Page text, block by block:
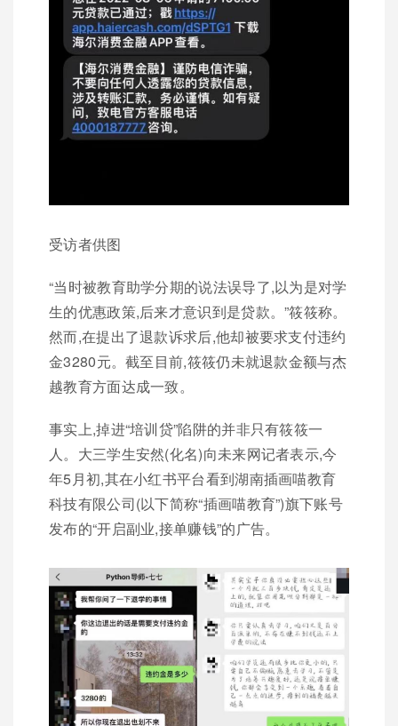
受访者供图
“当时被教育助学分期的说法误导了,以为是对学
生的优惠政策,后来才意识到是贷款。”筱筱称。
然而,在提出了退款诉求后,他却被要求支付违约
金3280元。截至目前,筱筱仍未就退款金额与杰
越教育方面达成一致。
事实上,掉进“培训贷”陷阱的并非只有筱筱一
人。大三学生安然(化名)向未来网记者表示,今
年5月初,其在小红书平台看到湖南插画喵教育
科技有限公司(以下简称“插画喵教育”)旗下账号
发布的“开启副业,接单赚钱”的广告。